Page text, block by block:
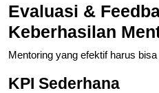
Evaluasi &
Keberhasilan
Mentoring yang efektif harus
KPI Sederhana